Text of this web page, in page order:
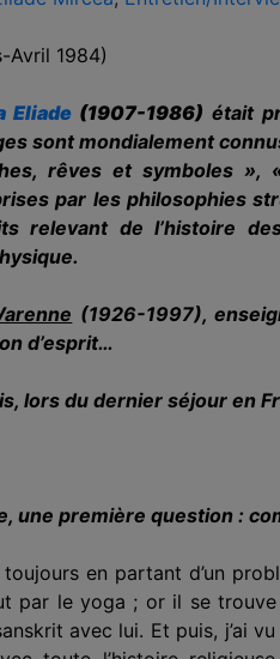
Avril 1984)
Eliade(1907-1986) était
sont mondialement
rêves et symboles »,
par les philosophies
relevant de l’histoire
(1926-1997),
d’esprit…
lors du dernier séjour en
une première ques­tion :
en partant d’un
par le yoga ; or il se
avec lui. Et puis,